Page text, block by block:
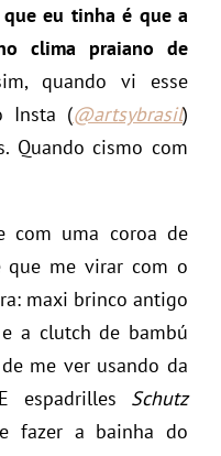
eu tinha é que a
clima praiano de
quando vi esse
(@artsybrasil)
Quando cismo com
com uma coroa de
que me virar com o
maxi brinco antigo
a clutch de bambú
me ver usando da
espadrilles Schutz
fazer a bainha do